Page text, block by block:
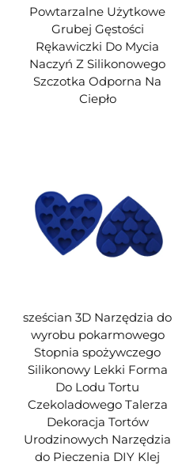
Powtarzalne Użytkowe
Grubej Gęstości
Rękawiczki Do Mycia
Naczyń Z Silikonowego
Szczotka Odporna Na
Ciepło
sześcian 3D Narzędzia do
wyrobu pokarmowego
Stopnia spożywczego
Silikonowy Lekki Forma
Do Lodu Tortu
Czekoladowego Talerza
Dekoracja Tortów
Urodzinowych Narzędzia
do Pieczenia DIY Klej